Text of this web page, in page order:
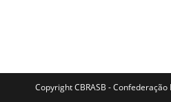
Copyright CBRASB -